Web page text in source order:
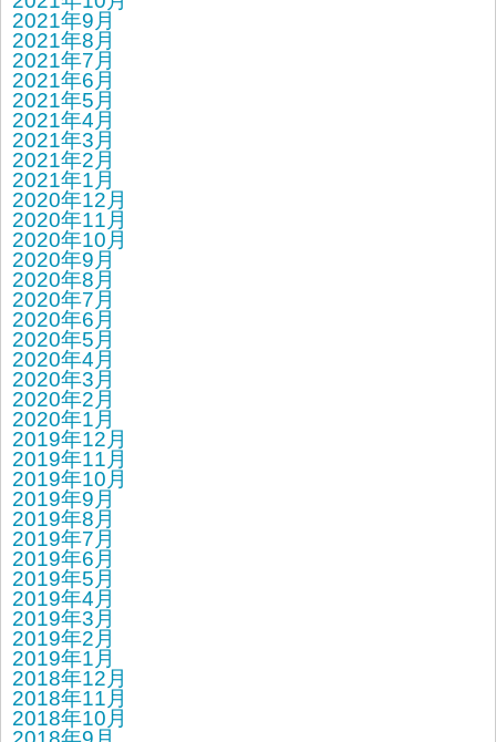
2021年9月
2021年8月
2021年7月
2021年6月
2021年5月
2021年4月
2021年3月
2021年2月
2021年1月
2020年12月
2020年11月
2020年10月
2020年9月
2020年8月
2020年7月
2020年6月
2020年5月
2020年4月
2020年3月
2020年2月
2020年1月
2019年12月
2019年11月
2019年10月
2019年9月
2019年8月
2019年7月
2019年6月
2019年5月
2019年4月
2019年3月
2019年2月
2019年1月
2018年12月
2018年11月
2018年10月